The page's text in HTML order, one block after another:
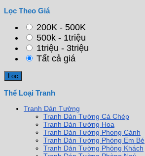
Lọc Theo Giá
200K - 500K
500k - 1triệu
1triệu - 3triệu
Tất cả giá
Thể Loại Tranh
Tranh Dán Tường
Tranh Dán Tường Cá Chép
Tranh Dán Tường Hoa
Tranh Dán Tường Phong Cảnh
Tranh Dán Tường Phòng Em Bé
Tranh Dán Tường Phòng Khách